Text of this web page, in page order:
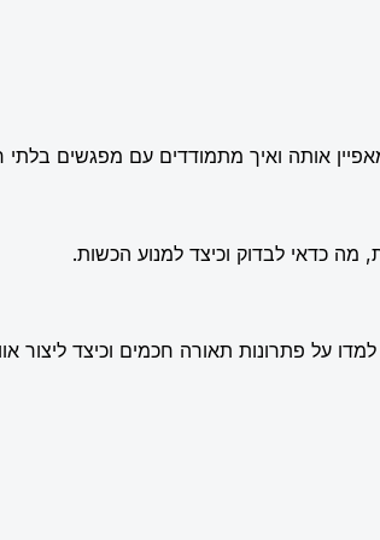
אותה ואיך מתמודדים עם מפגשים בלתי
מה כדאי לבדוק וכיצד למנוע הכשות.